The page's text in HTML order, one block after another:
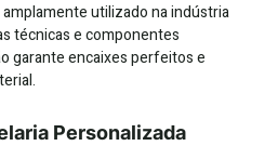
utilizado na indústria
técnicas e componentes
garante encaixes perfeitos e
Personalizada